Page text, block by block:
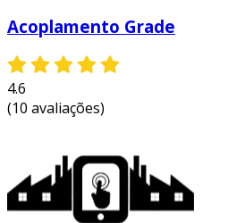
Acoplamento Grade
4.6
(10 avaliações)